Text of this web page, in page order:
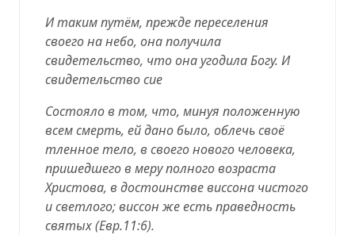
И таким путём, прежде переселения
своего на небо, она получила
свидетельство, что она угодила Богу. И
свидетельство сие
Состояло в том, что, минуя положенную
всем смерть, ей дано было, облечь своё
тленное тело, в своего нового человека,
пришедшего в меру полного возраста
Христова, в достоинстве виссона чистого
и светлого; виссон же есть праведность
святых (Евр.11:6).